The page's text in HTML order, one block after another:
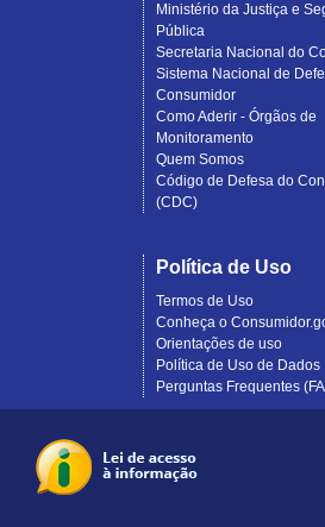
Ministério da Justiça e
Pública
Secretaria Nacional do
Sistema Nacional de
Consumidor
Como Aderir - Órgãos de
Monitoramento
Quem Somos
Código de Defesa do
(CDC)
Política de Uso
Termos de Uso
Conheça o
Orientações de uso
Política de Uso de Dados
Perguntas Frequentes